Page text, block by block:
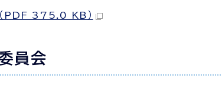
PDF 375.0 KB）
員会